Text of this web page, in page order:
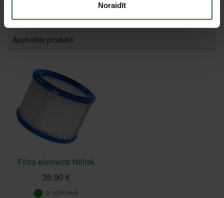
Noraidīt
Apskatītie produkti
Filtra elements Nilfisk
39,90 €
Ir noliktavā